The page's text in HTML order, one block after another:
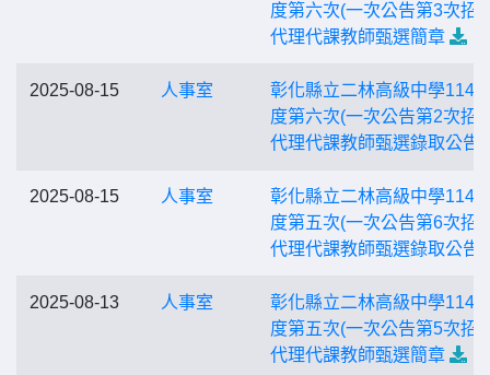
度第六次(一次公告第3次招
代理代課教師甄選簡章
2025-08-15 人事室
彰化縣立二林高級中學114
度第六次(一次公告第2次招
代理代課教師甄選錄取公告
2025-08-15 人事室
彰化縣立二林高級中學114
度第五次(一次公告第6次招
代理代課教師甄選錄取公告
2025-08-13 人事室
彰化縣立二林高級中學114
度第五次(一次公告第5次招
代理代課教師甄選簡章